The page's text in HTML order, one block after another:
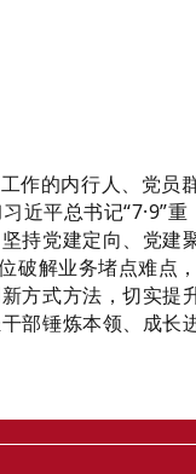
作的内行人、党员
近平总书记“7·9”重
持党建定向、党建
破解业务堵点难点，
新方式方法，切实提
部锤炼本领、成长